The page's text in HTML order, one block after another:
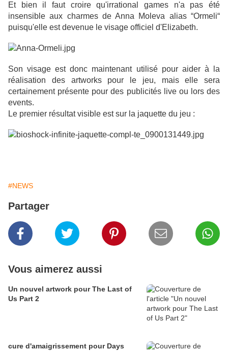
Et bien il faut croirequ'irrational games n'a pas été
insensible aux charmes deAnna Moleva alias “Ormeli“
puisqu'elle est devenue le visage officiel d'Elizabeth.
Son visage est donc maintenant utilisé pour aider à la
réalisation des artworkspour le jeu, mais elle sera
certainement présente pour des publicités live ou lors des
events.
Le premier résultat visible est sur la jaquette du jeu :
#NEWS
Partager
Vous aimerez aussi
Un nouvel artwork pour The Last of
Us Part 2
cure d'amaigrissement pour Days